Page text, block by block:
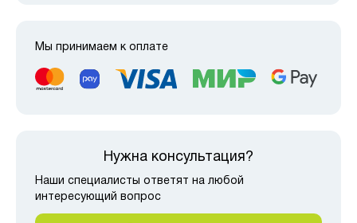
Мы принимаем к оплате
Нужна консультация?
Наши специалисты ответят на любой
интересующий вопрос